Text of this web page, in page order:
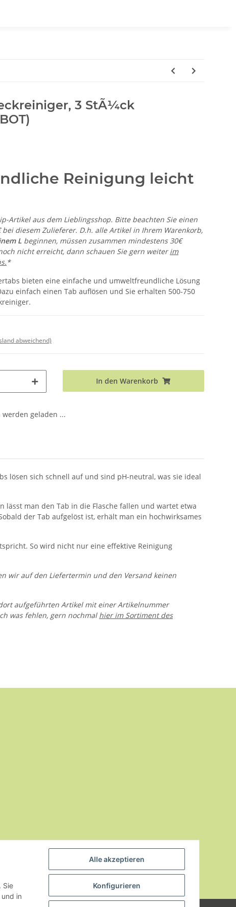
3 StÃ¼ck
Reinigung leicht
Artikel aus dem Lieblingsshop. Bitte beachten Sie einen
bei diesem Zulieferer. D.h. alle Artikel in Ihrem Warenkorb,
L beginnen, müssen zusammen mindestens 30€
nicht erreicht, dann schauen Sie gern weiterim
*
bieten eine einfache und umweltfreundliche Lösung
einfach einen Tab auflösen und Sie erhalten 500-750
abweichend)
In den Warenkorb
geladen ...
lösen sich schnell auf und sind pH-neutral, was sie ideal
man den Tab in die Flasche fallen und wartet etwa
der Tab aufgelöst ist, erhält man ein hochwirksames
So wird nicht nur eine effektive Reinigung
wir auf den Liefertermin und den Versand keinen
aufgeführten Artikel mit einer Artikelnummer
was fehlen, gern nochmal hier im Sortiment des
Sie
und in
Alle akzeptieren
Konfigurieren